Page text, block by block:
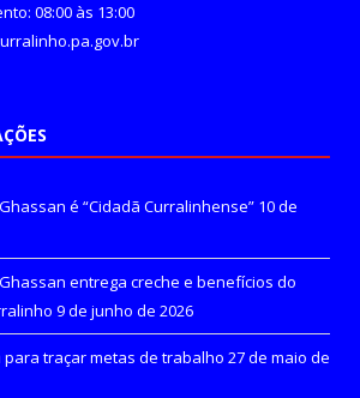
08:00 às 13:00
é “Cidadã Curralinhense” 10 de
entrega creche e benefícios do
9 de junho de 2026
traçar metas de trabalho 27 de maio de